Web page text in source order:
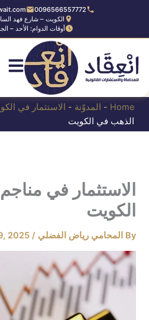
0096566557772
الكويت – شارع فهد
أوقات الدوام: الأحد – الجمعة:
Home
- المدوّنة - الاستثمار في
الذهب في الكويت
الاستثمار في
الكويت
By المحامي رياض الفضلي /
2025